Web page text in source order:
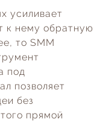
усиливает
к нему обратную
то SMM
под
позволяет
без
прямой